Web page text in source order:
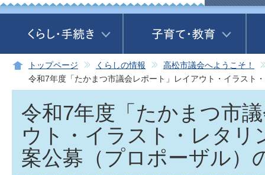
トップページ くらしの情報
高松市議会へようこそ！
令和7年度「たかまつ市議会レポート」レイアウト・イラスト
令和7年度「たかまつ市
ウト・イラスト・レタリ
案公募（プロポーザル）